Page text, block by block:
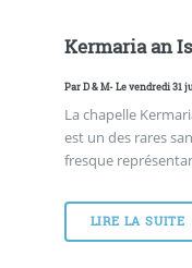
Kermaria an
ParD & M- Le vendredi 31
La chapelle
est un des rares
fresque
LIRE LA SUITE